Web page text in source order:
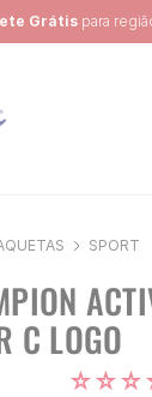
Sudeste em
SPORT
C LOGO
☆☆☆